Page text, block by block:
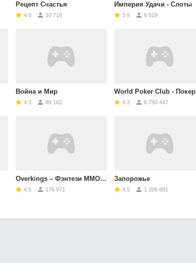
Рецепт Счастья
4.0 10 716
Империя Удачи - Слоты
3.9 6 519
Война и Мир
4.3 89 162
World Poker Club - Покер
4.3 6 790 447
Overkings – Фэнтези MMORPG
4.5 176 971
Запорожье
4.5 1 206 881